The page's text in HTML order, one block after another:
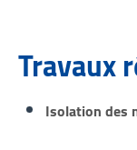
Travaux
Isolation des